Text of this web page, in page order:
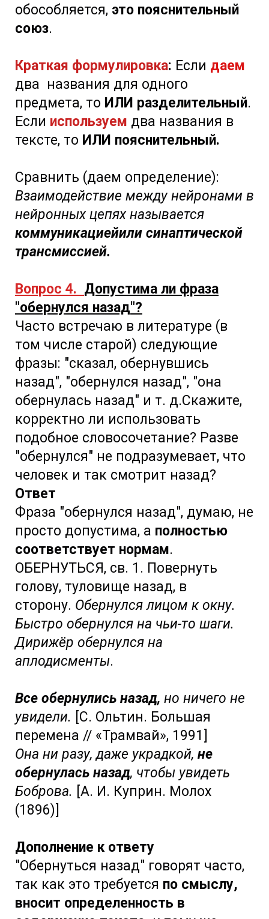
обособляется, это пояснительный
союз.
Краткая формулировка: Если даем
два названия для одного
предмета, то ИЛИ разделительный.
Если используем два названия в
тексте, то ИЛИ пояснительный.
Сравнить (даем определение):
Взаимодействие между нейронами в
нейронных цепях называется
коммуникациейили синаптической
трансмиссией.
Вопрос 4. Допустима ли фраза
"обернулся назад"?
Часто встречаю в литературе (в
том числе старой) следующие
фразы: "сказал, обернувшись
назад", "обернулся назад", "она
обернулась назад" и т. д.Скажите,
корректно ли использовать
подобное словосочетание? Разве
"обернулся" не подразумевает, что
человек и так смотрит назад?
Ответ
Фраза "обернулся назад", думаю, не
просто допустима, а полностью
соответствует нормам.
ОБЕРНУТЬСЯ, св. 1. Повернуть
голову, туловище назад, в
сторону. Обернулся лицом к окну.
Быстро обернулся на чьи-то шаги.
Дирижёр обернулся на
аплодисменты.
Все обернулись назад, но ничего не
увидели. [С. Ольтин. Большая
перемена // «Трамвай», 1991]
Она ни разу, даже украдкой, не
обернулась назад, чтобы увидеть
Боброва. [А. И. Куприн. Молох
(1896)]
Дополнение к ответу
"Обернуться назад" говорят часто,
так как это требуется по смыслу,
вносит определенность в